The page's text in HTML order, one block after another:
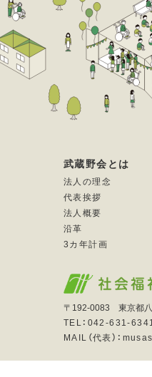
武蔵野会とは
法人の理念
代表挨拶
法人概要
沿革
3カ年計画
〒192-0083 東京都八
TEL：042-631-
MAIL（代表）：